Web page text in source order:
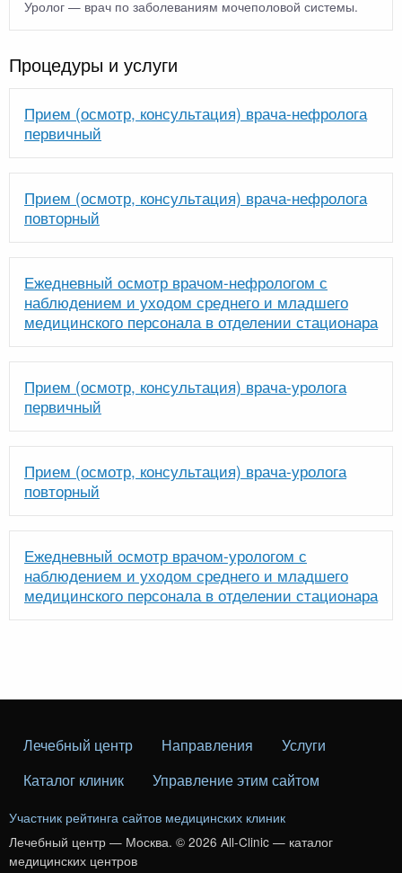
Уролог — врач по заболеваниям мочеполовой системы.
Процедуры и услуги
Прием (осмотр, консультация) врача-нефролога
первичный
Прием (осмотр, консультация) врача-нефролога
повторный
Ежедневный осмотр врачом-нефрологом с
наблюдением и уходом среднего и младшего
медицинского персонала в отделении стационара
Прием (осмотр, консультация) врача-уролога
первичный
Прием (осмотр, консультация) врача-уролога
повторный
Ежедневный осмотр врачом-урологом с
наблюдением и уходом среднего и младшего
медицинского персонала в отделении стационара
Лечебный центр Направления
Услуги
Каталог клиник
Управление этим сайтом
Участник рейтинга сайтов медицинских клиник
Лечебный центр — Москва. © 2026 All-Clinic — каталог
медицинских центров